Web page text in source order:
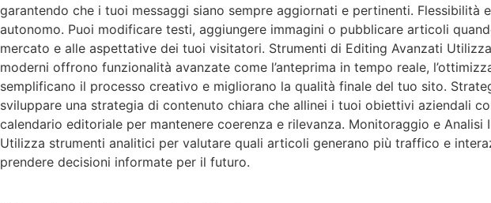
garantendo che i tuoi messaggi siano sempre aggiornati e pertinenti.
autonomo. Puoi modificare testi, aggiungere immagini o pubblicare articoli
mercato e alle aspettative dei tuoi visitatori. Strumenti di Editing Avanzati
moderni offrono funzionalità avanzate come l’anteprima in tempo reale,
semplificano il processo creativo e migliorano la qualità finale del tuo sito.
sviluppare una strategia di contenuto chiara che allinei i tuoi obiettivi aziendali
calendario editoriale per mantenere coerenza e rilevanza. Monitoraggio e
Utilizza strumenti analitici per valutare quali articoli generano più traffico e
prendere decisioni informate per il futuro.